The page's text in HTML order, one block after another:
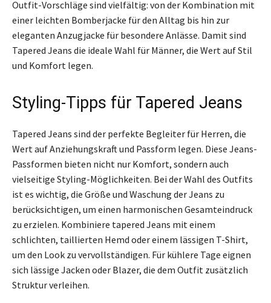
Outfit-Vorschläge sind vielfältig: von der Kombination mit
einer leichten Bomberjacke für den Alltag bis hin zur
eleganten Anzugjacke für besondere Anlässe. Damit sind
Tapered Jeans die ideale Wahl für Männer, die Wert auf Stil
und Komfort legen.
Styling-Tipps für Tapered Jeans
Tapered Jeans sind der perfekte Begleiter für Herren, die
Wert auf Anziehungskraft und Passform legen. Diese Jeans-
Passformen bieten nicht nur Komfort, sondern auch
vielseitige Styling-Möglichkeiten. Bei der Wahl des Outfits
ist es wichtig, die Größe und Waschung der Jeans zu
berücksichtigen, um einen harmonischen Gesamteindruck
zu erzielen. Kombiniere tapered Jeans mit einem
schlichten, taillierten Hemd oder einem lässigen T-Shirt,
um den Look zu vervollständigen. Für kühlere Tage eignen
sich lässige Jacken oder Blazer, die dem Outfit zusätzlich
Struktur verleihen.